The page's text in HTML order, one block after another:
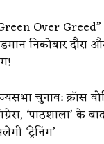
Over Greed”
निकोबार दौरा
चुनाव: क्रॉस
‘पाठशाला’ के
‘ट्रेनिंग’